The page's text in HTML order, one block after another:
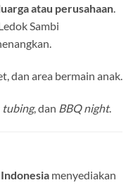
atau perusahaan.
Sambi
dan area bermain anak.
tubing, dan BBQ night.
menyediakan